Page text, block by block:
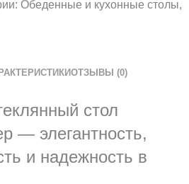
Обеденные и кухонные столы,
ОТЗЫВЫ (0)
стол
— элегантность,
и надежность в